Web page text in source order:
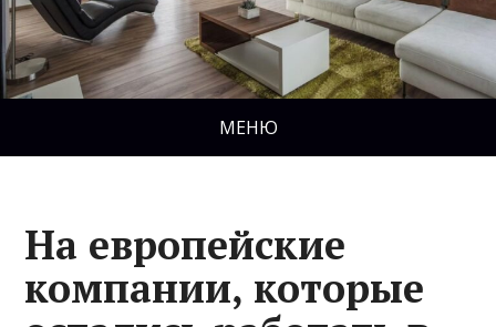
МЕНЮ
На европейские
компании, которые